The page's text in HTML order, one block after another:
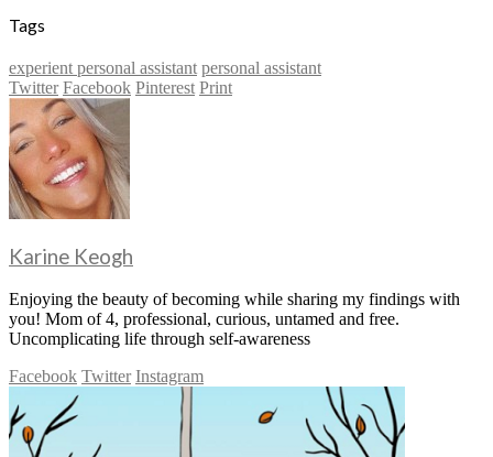
Tags
experient personal assistant personal assistant
Twitter Facebook Pinterest Print
Karine Keogh
Enjoying the beauty of becoming while sharing my findings with
you! Mom of 4, professional, curious, untamed and free.
Uncomplicating life through self-awareness
Facebook Twitter Instagram